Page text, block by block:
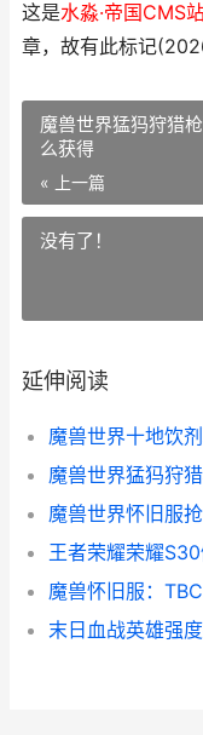
这是水淼·帝国CMS
章，故有此标记
魔兽世界猛犸狩猎
么获得
« 上一篇
没有了！
延伸阅读
末日血战英雄强